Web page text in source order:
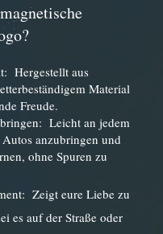
Hergestellt aus
Material
Freude.
Leicht an jedem
anzubringen und
ohne Spuren zu
Zeigt eure Liebe zu
es auf der Straße oder